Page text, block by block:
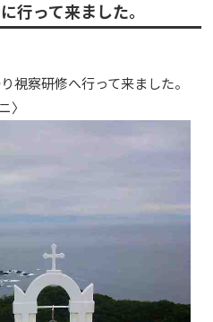
行って来ました。
察研修へ行って来ました。
〉